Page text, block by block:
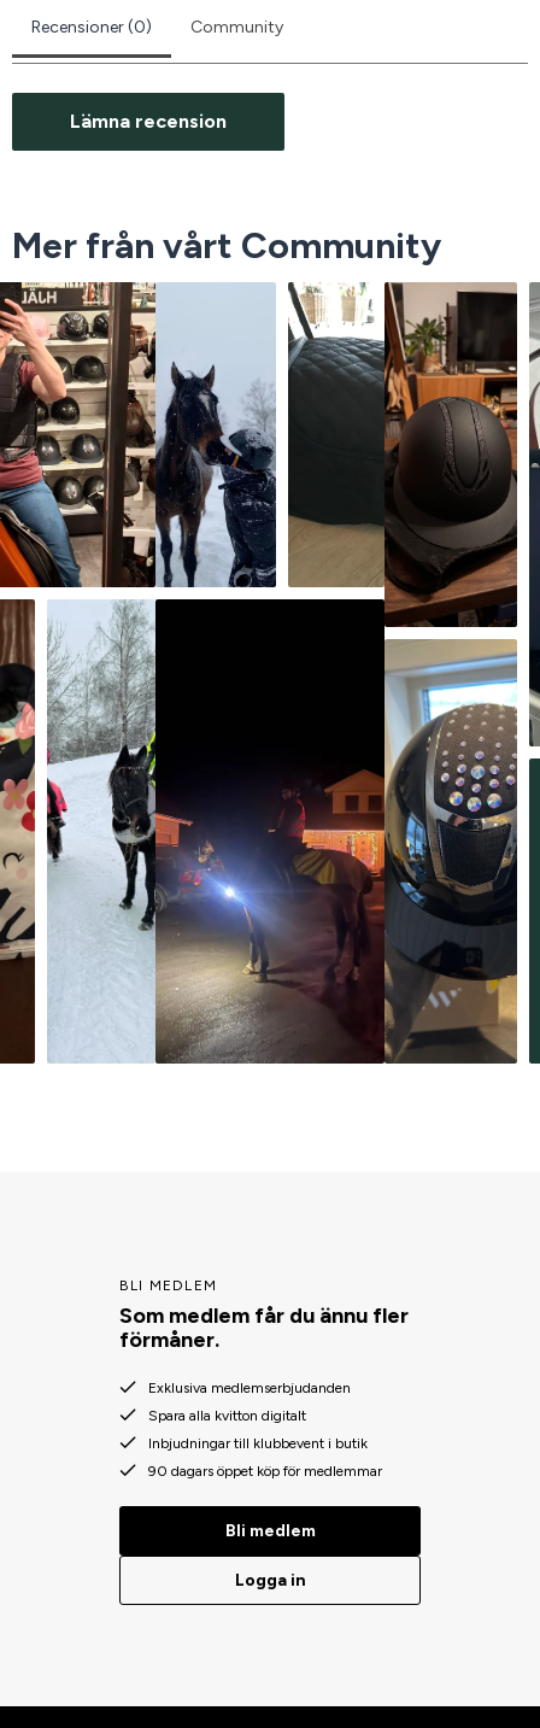
Recensioner (0) Community
Lämna recension
Mer från vårt Community
BLI MEDLEM
Som medlem får du ännu fler
förmåner.
Exklusiva medlemserbjudanden
Spara alla kvitton digitalt
Inbjudningar till klubbevent i butik
90 dagars öppet köp för medlemmar
Bli medlem
Logga in